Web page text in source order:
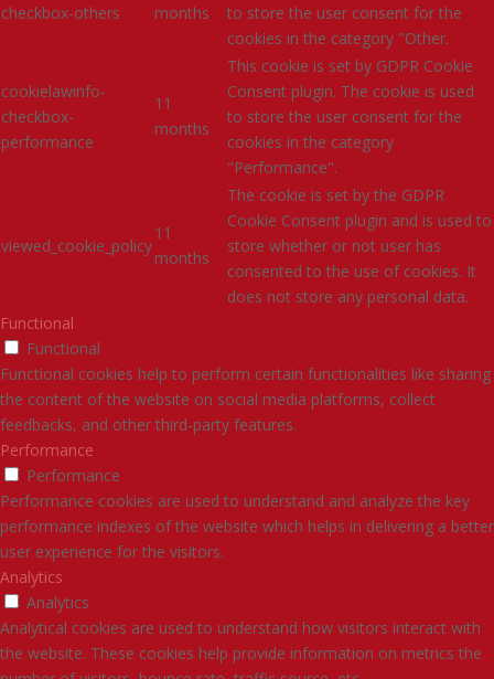
checkbox-others
months
to store the user consent for the
cookies in the category "Other.
cookielawinfo-
checkbox-
performance
11
months
This cookie is set by GDPR Cookie
Consent plugin. The cookie is used
to store the user consent for the
cookies in the category
"Performance".
viewed_cookie_policy
11
months
The cookie is set by the GDPR
Cookie Consent plugin and is used to
store whether or not user has
consented to the use of cookies. It
does not store any personal data.
Functional
Functional
Functional cookies help to perform certain functionalities like sharing
the content of the website on social media platforms, collect
feedbacks, and other third-party features.
Performance
Performance
Performance cookies are used to understand and analyze the key
performance indexes of the website which helps in delivering a better
user experience for the visitors.
Analytics
Analytics
Analytical cookies are used to understand how visitors interact with
the website. These cookies help provide information on metrics the